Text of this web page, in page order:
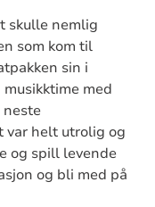
skulle nemlig
som kom til
sin i
med
neste
var helt utrolig og
og spill levende
og bli med på